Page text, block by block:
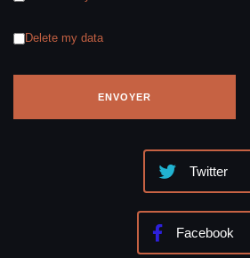
Delete my data
Twitter
Facebook